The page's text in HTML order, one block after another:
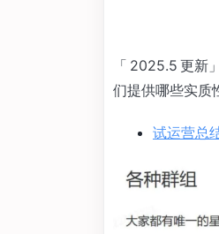
「 2025.5 更新
们提供哪些实质
试运营总